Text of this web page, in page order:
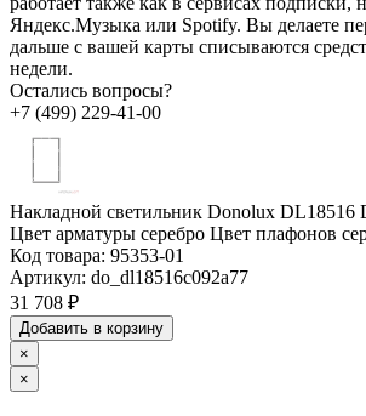
Яндекс.Музыка или Spotify. Вы делаете
дальше с вашей карты списываются
недели.
Остались вопросы?
+7 (499) 229-41-00
Накладной светильник Donolux DL18516
Цвет арматуры серебро Цвет плафонов
Код товара: 95353-01
Артикул: do_dl18516c092a77
31 708 ₽
Добавить в корзину
×
×